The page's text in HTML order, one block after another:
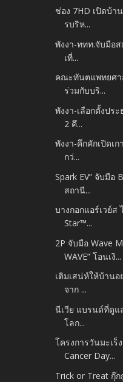
ช่อง 7HD เปิดบ้
รบริห...
พังงา-ททท.จับมือ
เที่...
คณะทันตแพทยศา
ร่วมกับบริ...
พังงา-เลือกตั้งปร
2 คึ...
พังงา-คึกคักเปิดเ
กว่...
Spark EV” จับมือ
สถานี...
บางกอกแอร์เวย์ส
Star™...
2P จับมือ Wave
WAVE” โอนเงิ...
เติมเสน่ห์ให้บ้าน
จาก ...
นีเวีย แบรนด์ที่ดูแ
โลก...
โครงการวันมะเร็
Cancer Day...
Trick or Treat กุ๊